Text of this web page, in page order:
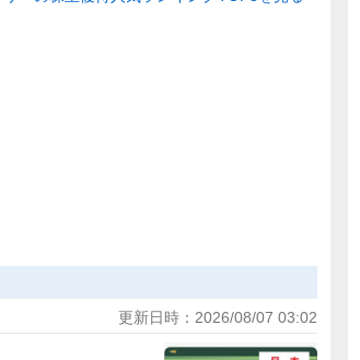
更新日時： 2026/08/07 03:02